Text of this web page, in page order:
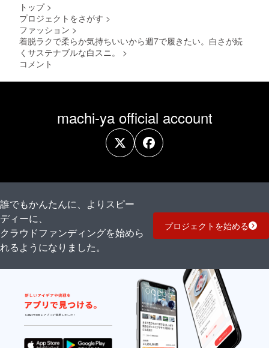
トップ >
プロジェクトをさがす >
ファッション >
着脱ラクで柔らか気持ちいいから週7で履きたい。白さが続
くサステナブルな白スニ。
>
コメント
machi-ya official account
誰でもかんたんに、よりスピー
ディーに、
クラウドファンディングを始めら
れるようになりました。
プロジェクトを始める